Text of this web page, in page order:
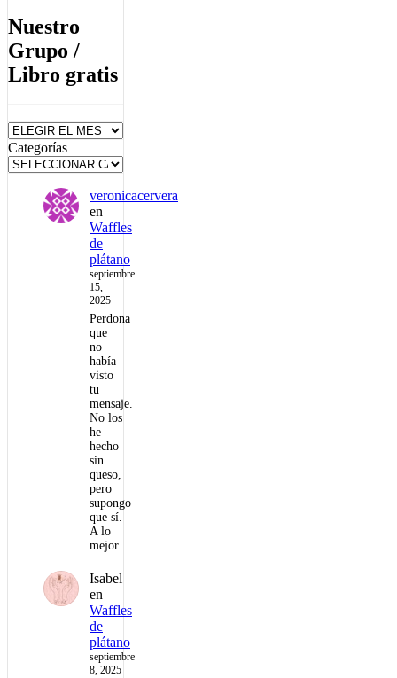
Nuestro
Grupo /
Libro gratis
Archivos
Categorías
veronicacervera
en
Waffles
de
plátano
septiembre
15,
2025
Perdona
que
no
había
visto
tu
mensaje.
No los
he
hecho
sin
queso,
pero
supongo
que sí.
A lo
mejor…
Isabel
en
Waffles
de
plátano
septiembre
8, 2025